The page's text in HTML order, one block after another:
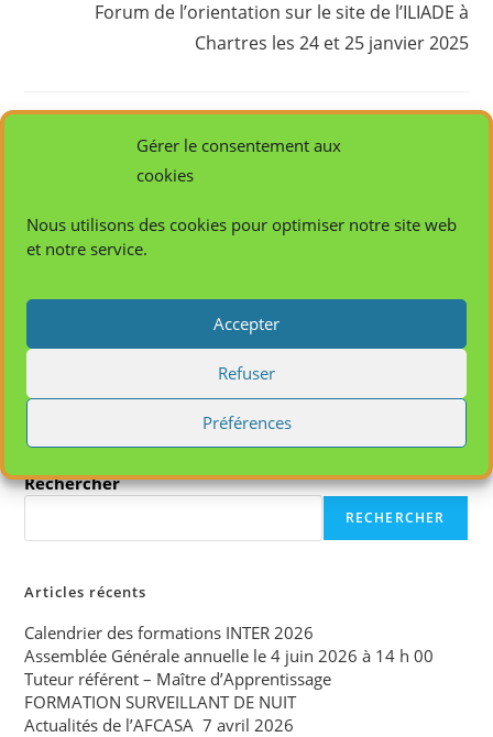
Gérer le consentement aux
cookies
Nous utilisons des cookies pour optimiser notre site web
et notre service.
Accepter
Refuser
Préférences
Forum de l’orientation sur le site de l’ILIADE à
Chartres les 24 et 25 janvier 2025
VOUS DEVRIEZ ÉGALEMENT AIMER
Assistant de soins en gérontologie
15 février 2018
Fédération de l’Enseignement d’Eure-et-Loir (FOL
28)
17 janvier 2018
Rechercher
RECHERCHER
Articles récents
Calendrier des formations INTER 2026
Assemblée Générale annuelle le 4 juin 2026 à 14 h 00
Tuteur référent – Maître d’Apprentissage
FORMATION SURVEILLANT DE NUIT
Actualités de l’AFCASA 7 avril 2026